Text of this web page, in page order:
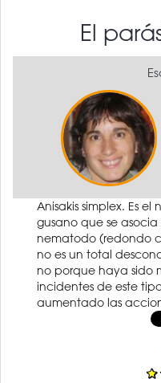
El
Anisakis simplex. Es
gusano que se
nematodo (redondo
no es un total
no porque haya sido
incidentes de este
aumentado las